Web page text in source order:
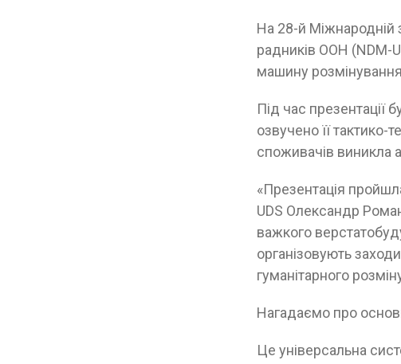
На 28-й Міжнародній
радників ООН (NDM-
машину
Під час презентації
озвучено її тактико-
споживачів виникла
«Презентація
UDS Олександр
важкого
організовують
гуманітарного
Нагадаємо про
Це універсальна